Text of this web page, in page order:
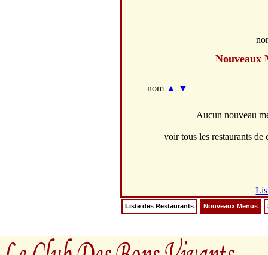
Nouveaux
nom ▲ ▼
Aucun nouveau
voir tous les restaurants
Liste des Restaurants Nouveaux Menus